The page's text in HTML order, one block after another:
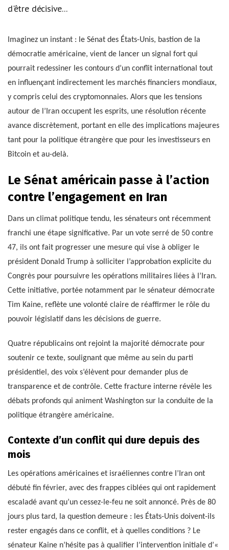
d'être décisive...
Imaginez un instant : le Sénat des États-Unis, bastion de la
démocratie américaine, vient de lancer un signal fort qui
pourrait redessiner les contours d’un conflit international tout
en influençant indirectement les marchés financiers mondiaux,
y compris celui des cryptomonnaies. Alors que les tensions
autour de l’Iran occupent les esprits, une résolution récente
avance discrètement, portant en elle des implications majeures
tant pour la politique étrangère que pour les investisseurs en
Bitcoin et au-delà.
Le Sénat américain passe à l’action
contre l’engagement en Iran
Dans un climat politique tendu, les sénateurs ont récemment
franchi une étape significative. Par un vote serré de 50 contre
47, ils ont fait progresser une mesure qui vise à obliger le
président Donald Trump à solliciter l’approbation explicite du
Congrès pour poursuivre les opérations militaires liées à l’Iran.
Cette initiative, portée notamment par le sénateur démocrate
Tim Kaine, reflète une volonté claire de réaffirmer le rôle du
pouvoir législatif dans les décisions de guerre.
Quatre républicains ont rejoint la majorité démocrate pour
soutenir ce texte, soulignant que même au sein du parti
présidentiel, des voix s’élèvent pour demander plus de
transparence et de contrôle. Cette fracture interne révèle les
débats profonds qui animent Washington sur la conduite de la
politique étrangère américaine.
Contexte d’un conflit qui dure depuis des
mois
Les opérations américaines et israéliennes contre l’Iran ont
débuté fin février, avec des frappes ciblées qui ont rapidement
escaladé avant qu’un cessez-le-feu ne soit annoncé. Près de 80
jours plus tard, la question demeure : les États-Unis doivent-ils
rester engagés dans ce conflit, et à quelles conditions ? Le
sénateur Kaine n’hésite pas à qualifier l’intervention initiale d’«